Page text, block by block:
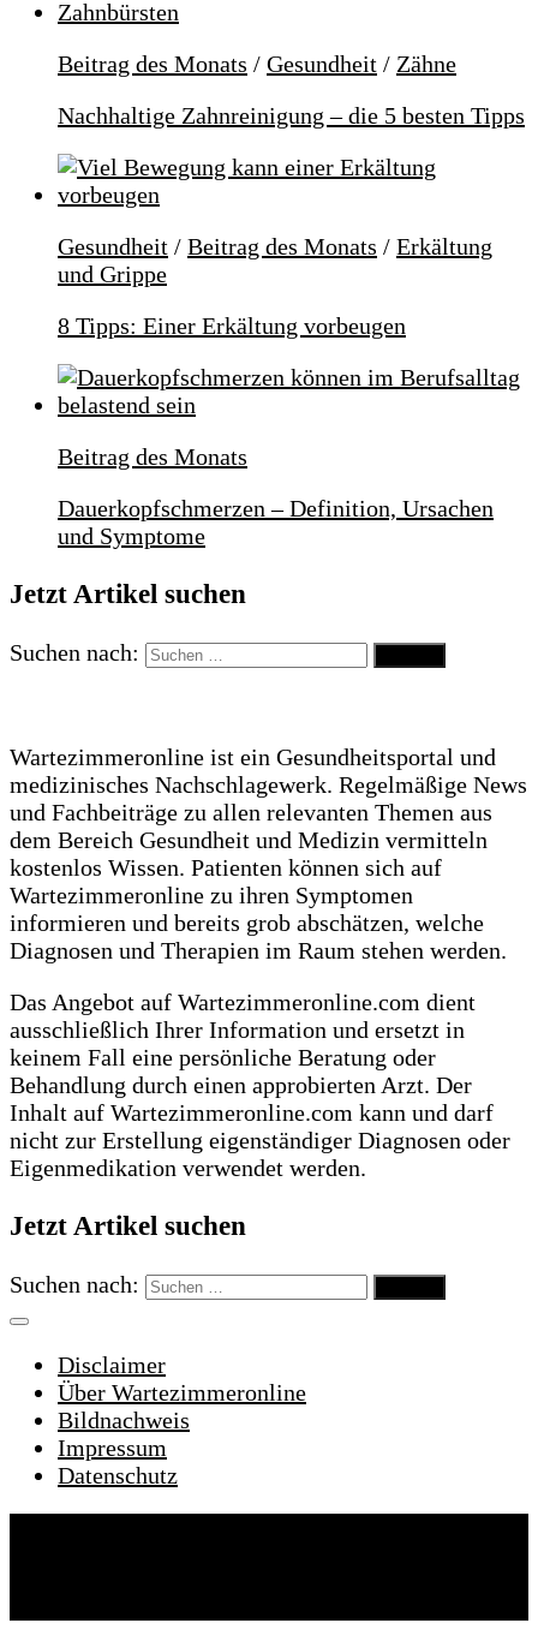
Beitrag des Monats / Gesundheit / Zähne
Nachhaltige Zahnreinigung – die 5 besten Tipps
Gesundheit / Beitrag des Monats / Erkältung
und Grippe
8 Tipps: Einer Erkältung vorbeugen
Beitrag des Monats
Dauerkopfschmerzen – Definition, Ursachen
und Symptome
Jetzt Artikel suchen
Suchen nach:
Wartezimmeronline ist ein Gesundheitsportal und
medizinisches Nachschlagewerk. Regelmäßige News
und Fachbeiträge zu allen relevanten Themen aus
dem Bereich Gesundheit und Medizin vermitteln
kostenlos Wissen. Patienten können sich auf
Wartezimmeronline zu ihren Symptomen
informieren und bereits grob abschätzen, welche
Diagnosen und Therapien im Raum stehen werden.
Das Angebot auf Wartezimmeronline.com dient
ausschließlich Ihrer Information und ersetzt in
keinem Fall eine persönliche Beratung oder
Behandlung durch einen approbierten Arzt. Der
Inhalt auf Wartezimmeronline.com kann und darf
nicht zur Erstellung eigenständiger Diagnosen oder
Eigenmedikation verwendet werden.
Jetzt Artikel suchen
Suchen nach:
Disclaimer
Über Wartezimmeronline
Bildnachweis
Impressum
Datenschutz